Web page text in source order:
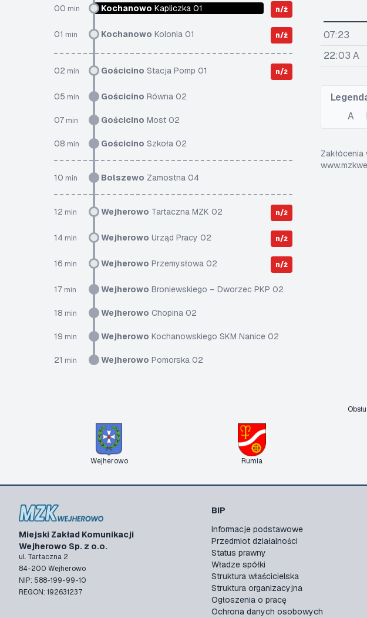
00 min Kochanowo Kapliczka 01 n/ż
01 min Kochanowo Kolonia 01 n/ż
02 min Gościcino Stacja Pomp 01 n/ż
05 min Gościcino Równa 02
07 min Gościcino Most 02
08 min Gościcino Szkoła 02
10 min Bolszewo Zamostna 04
12 min Wejherowo Tartaczna MZK 02 n/ż
14 min Wejherowo Urząd Pracy 02 n/ż
16 min Wejherowo Przemysłowa 02 n/ż
17 min Wejherowo Broniewskiego – Dworzec PKP 02
18 min Wejherowo Chopina 02
19 min Wejherowo Kochanowskiego SKM Nanice 02
21 min Wejherowo Pomorska 02
07:23
22:03 A
A
Wejherowo Rumia
Miejski Zakład Komunikacji
Wejherowo Sp. z o.o.
ul. Tartaczna 2
84-200 Wejherowo
NIP: 588-199-99-10
REGON: 192631237
BIP
Informacje podstawowe
Przedmiot działalności
Status prawny
Władze spółki
Struktura właścicielska
Struktura organizacyjna
Ogłoszenia o pracę
Ochrona danych osobowych